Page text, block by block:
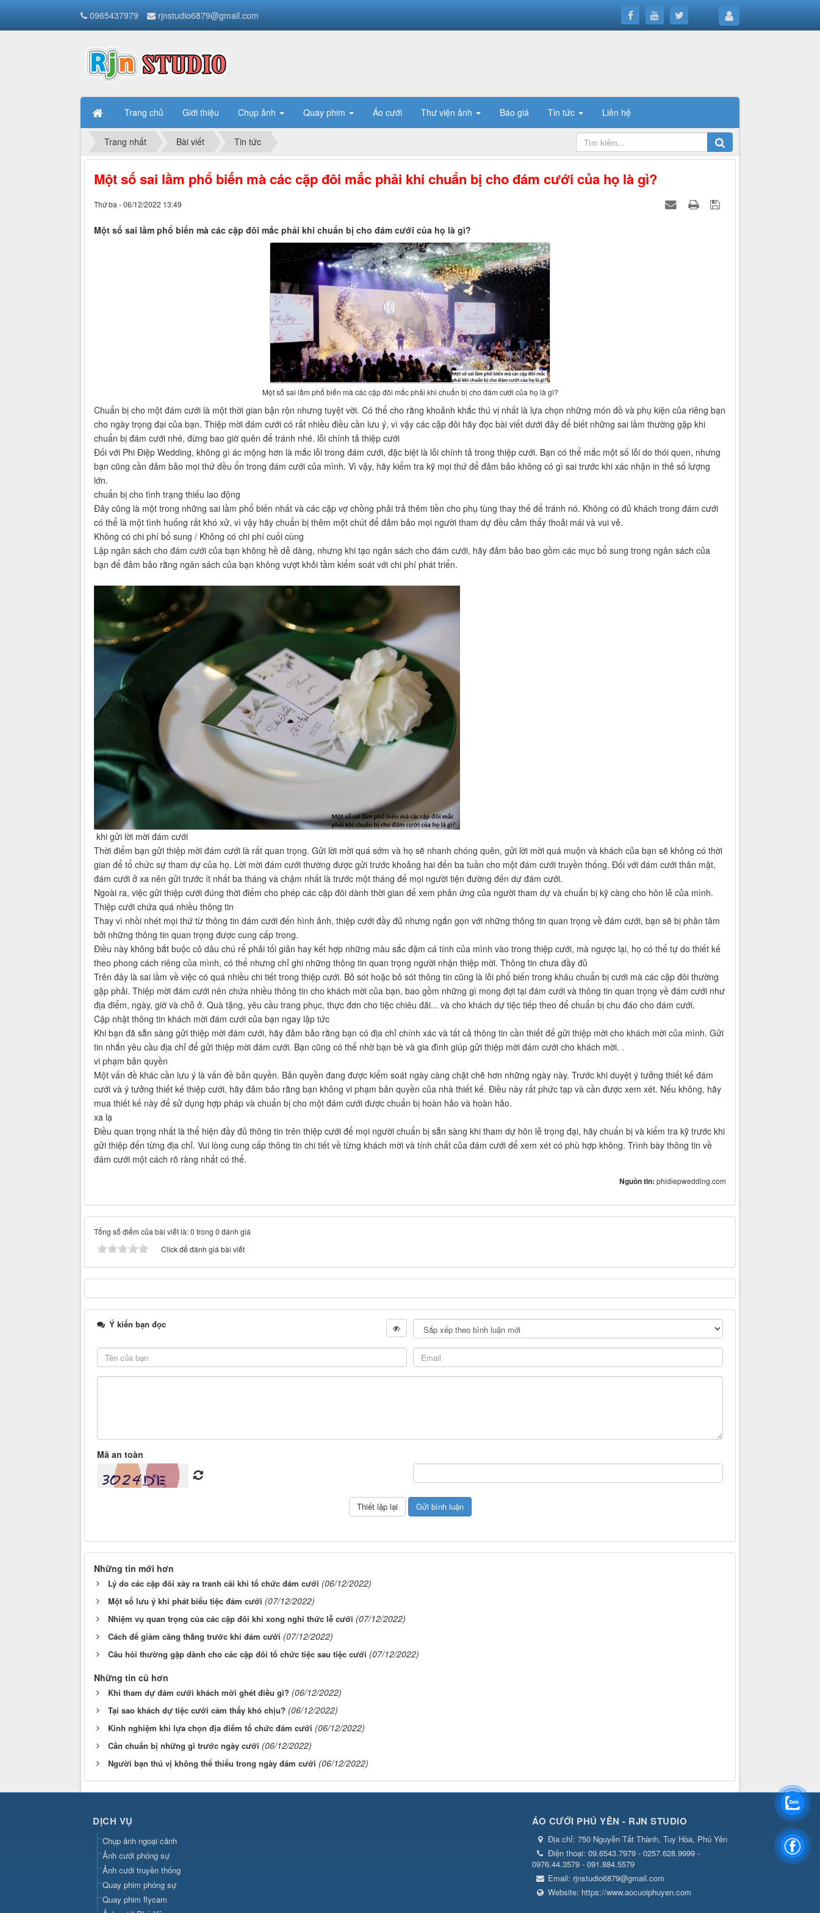
0965437979 rjnstudio6879@gmail.com
Trang chủ Giới thiệu Chụp ảnh Quay phim Áo cưới Thư viện ảnh Báo giá Tin tức Liên hệ
Trang nhất Bài viết Tin tức
Một số sai lầm phổ biến mà các cặp đôi mắc phải khi chuẩn bị cho đám cưới của họ là gì?
Thứ ba - 06/12/2022 13:49
Một số sai lầm phổ biến mà các cặp đôi mắc phải khi chuẩn bị cho đám cưới của họ là gì?
Một số sai lầm phổ biến mà các cặp đôi mắc phải khi chuẩn bị cho đám cưới của họ là gì?
Chuẩn bị cho một đám cưới là một thời gian bận rộn nhưng tuyệt vời. Có thể cho rằng khoảnh khắc thú vị nhất là lựa chọn những món đồ và phụ kiện của riêng bạn
cho ngày trọng đại của bạn. Thiệp mời đám cưới có rất nhiều điều cần lưu ý, vì vậy các cặp đôi hãy đọc bài viết dưới đây để biết những sai lầm thường gặp khi
chuẩn bị đám cưới nhé, đừng bao giờ quên để tránh nhé. lỗi chính tả thiệp cưới
Đối với Phi Điệp Wedding, không gì ác mộng hơn là mắc lỗi trong đám cưới, đặc biệt là lỗi chính tả trong thiệp cưới. Bạn có thể mắc một số lỗi do thói quen, nhưng
bạn cũng cần đảm bảo mọi thứ đều ổn trong đám cưới của mình. Vì vậy, hãy kiểm tra kỹ mọi thứ để đảm bảo không có gì sai trước khi xác nhận in thẻ số lượng
lớn.
chuẩn bị cho tình trạng thiếu lao động
Đây cũng là một trong những sai lầm phổ biến nhất và các cặp vợ chồng phải trả thêm tiền cho phụ tùng thay thế để tránh nó. Không có đủ khách trong đám cưới
có thể là một tình huống rất khó xử, vì vậy hãy chuẩn bị thêm một chút để đảm bảo mọi người tham dự đều cảm thấy thoải mái và vui vẻ.
Không có chi phí bổ sung / Không có chi phí cuối cùng
Lập ngân sách cho đám cưới của bạn không hề dễ dàng, nhưng khi tạo ngân sách cho đám cưới, hãy đảm bảo bao gồm các mục bổ sung trong ngân sách của
bạn để đảm bảo rằng ngân sách của bạn không vượt khỏi tầm kiểm soát với chi phí phát triển.
khi gửi lời mời đám cưới
Thời điểm bạn gửi thiệp mời đám cưới là rất quan trọng. Gửi lời mời quá sớm và họ sẽ nhanh chóng quên, gửi lời mời quá muộn và khách của bạn sẽ không có thời
gian để tổ chức sự tham dự của họ. Lời mời đám cưới thường được gửi trước khoảng hai đến ba tuần cho một đám cưới truyền thống. Đối với đám cưới thân mật,
đám cưới ở xa nên gửi trước ít nhất ba tháng và chậm nhất là trước một tháng để mọi người tiện đường đến dự đám cưới.
Ngoài ra, việc gửi thiệp cưới đúng thời điểm cho phép các cặp đôi dành thời gian để xem phản ứng của người tham dự và chuẩn bị kỹ càng cho hôn lễ của mình.
Thiệp cưới chứa quá nhiều thông tin
Thay vì nhồi nhét mọi thứ từ thông tin đám cưới đến hình ảnh, thiệp cưới đầy đủ nhưng ngắn gọn với những thông tin quan trọng về đám cưới, bạn sẽ bị phân tâm
bởi những thông tin quan trọng được cung cấp trong.
Điều này không bắt buộc cô dâu chú rể phải tối giản hay kết hợp những màu sắc đậm cá tính của mình vào trong thiệp cưới, mà ngược lại, họ có thể tự do thiết kế
theo phong cách riêng của mình, có thể nhưng chỉ ghi những thông tin quan trọng người nhận thiệp mời. Thông tin chưa đầy đủ
Trên đây là sai lầm về việc có quá nhiều chi tiết trong thiệp cưới. Bỏ sót hoặc bỏ sót thông tin cũng là lỗi phổ biến trong khâu chuẩn bị cưới mà các cặp đôi thường
gặp phải. Thiệp mời đám cưới nên chứa nhiều thông tin cho khách mời của bạn, bao gồm những gì mong đợi tại đám cưới và thông tin quan trọng về đám cưới như
địa điểm, ngày, giờ và chỗ ở. Quà tặng, yêu cầu trang phục, thực đơn cho tiệc chiêu đãi... và cho khách dự tiệc tiếp theo để chuẩn bị chu đáo cho đám cưới.
Cập nhật thông tin khách mời đám cưới của bạn ngay lập tức
Khi bạn đã sẵn sàng gửi thiệp mời đám cưới, hãy đảm bảo rằng bạn có địa chỉ chính xác và tất cả thông tin cần thiết để gửi thiệp mời cho khách mời của mình. Gửi
tin nhắn yêu cầu địa chỉ để gửi thiệp mời đám cưới. Bạn cũng có thể nhờ bạn bè và gia đình giúp gửi thiệp mời đám cưới cho khách mời. .
vi phạm bản quyền
Một vấn đề khác cần lưu ý là vấn đề bản quyền. Bản quyền đang được kiểm soát ngày càng chặt chẽ hơn những ngày này. Trước khi duyệt ý tưởng thiết kế đám
cưới và ý tưởng thiết kế thiệp cưới, hãy đảm bảo rằng bạn không vi phạm bản quyền của nhà thiết kế. Điều này rất phức tạp và cần được xem xét. Nếu không, hãy
mua thiết kế này để sử dụng hợp pháp và chuẩn bị cho một đám cưới được chuẩn bị hoàn hảo và hoàn hảo.
xa lạ
Điều quan trọng nhất là thể hiện đầy đủ thông tin trên thiệp cưới để mọi người chuẩn bị sẵn sàng khi tham dự hôn lễ trọng đại, hãy chuẩn bị và kiểm tra kỹ trước khi
gửi thiệp đến từng địa chỉ. Vui lòng cung cấp thông tin chi tiết về từng khách mời và tính chất của đám cưới để xem xét có phù hợp không. Trình bày thông tin về
đám cưới một cách rõ ràng nhất có thể.
Nguồn tin: phidiepwedding.com
Tổng số điểm của bài viết là: 0 trong 0 đánh giá
Click để đánh giá bài viết
Ý kiến bạn đọc
Mã an toàn
Những tin mới hơn
Lý do các cặp đôi xảy ra tranh cãi khi tổ chức đám cưới (06/12/2022)
Một số lưu ý khi phát biểu tiệc đám cưới (07/12/2022)
Nhiệm vụ quan trọng của các cặp đôi khi xong nghi thức lễ cưới (07/12/2022)
Cách để giảm căng thẳng trước khi đám cưới (07/12/2022)
Câu hỏi thường gặp dành cho các cặp đôi tổ chức tiệc sau tiệc cưới (07/12/2022)
Những tin cũ hơn
Khi tham dự đám cưới khách mời ghét điều gì? (06/12/2022)
Tại sao khách dự tiệc cưới cảm thấy khó chịu? (06/12/2022)
Kinh nghiệm khi lựa chọn địa điểm tổ chức đám cưới (06/12/2022)
Cần chuẩn bị những gì trước ngày cưới (06/12/2022)
Người bạn thú vị không thể thiếu trong ngày đám cưới (06/12/2022)
DỊCH VỤ
Chụp ảnh ngoại cảnh
Ảnh cưới phóng sự
Ảnh cưới truyền thống
Quay phim phóng sự
Quay phim flycam
ÁO CƯỚI PHÚ YÊN - RJN STUDIO
Địa chỉ: 750 Nguyễn Tất Thành, Tuy Hòa, Phú Yên
Điện thoại: 09.6543.7979 - 0257.628.9999 -
0976.44.3579 - 091.884.5579
Email: rjnstudio6879@gmail.com
Website: https://www.aocuoiphuyen.com